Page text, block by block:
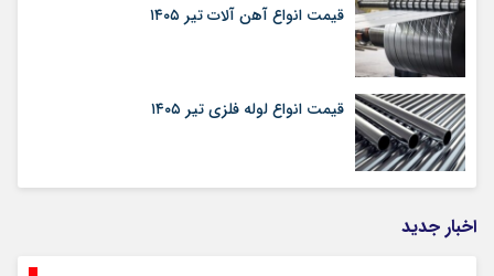
قیمت انواع آهن آلات تیر ۱۴۰۵
قیمت انواع لوله فلزی تیر ۱۴۰۵
اخبار جدید